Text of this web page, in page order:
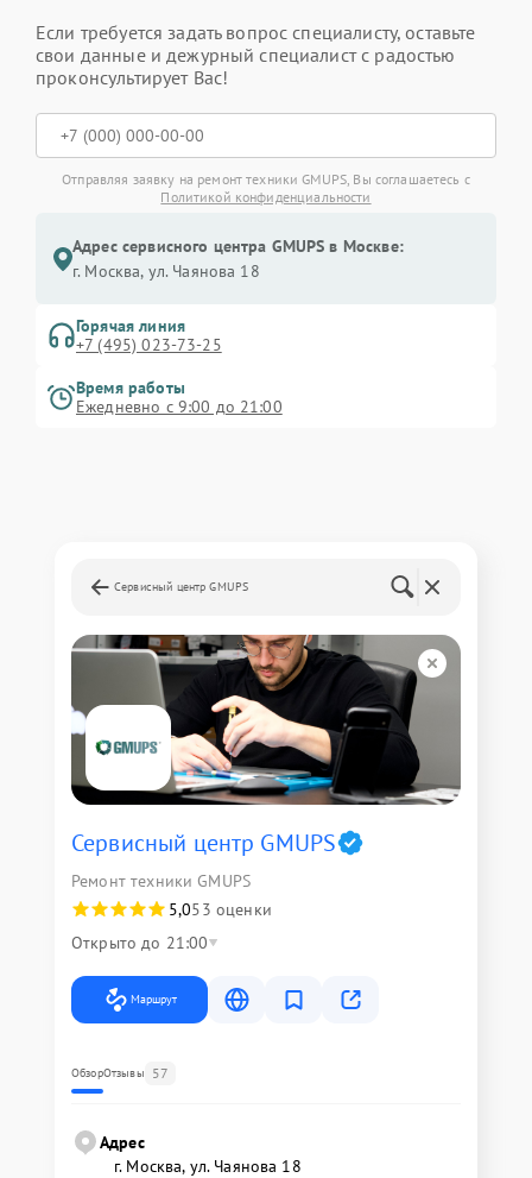
Если требуется задать вопрос специалисту, оставьте
свои данные и дежурный специалист с радостью
проконсультирует Вас!
Отправляя заявку на ремонт техники GMUPS, Вы соглашаетесь с
Политикой конфиденциальности
Адрес сервисного центра GMUPS в Москве:
г. Москва, ул. Чаянова 18
Горячая линия
+7 (495) 023-73-25
Время работы
Ежедневно с 9:00 до 21:00
Сервисный центр GMUPS
Сервисный центр GMUPS
Ремонт техники GMUPS
5,053 оценки
Открыто до 21:00
Маршрут
ОбзорОтзывы 57
Адрес
г. Москва, ул. Чаянова 18